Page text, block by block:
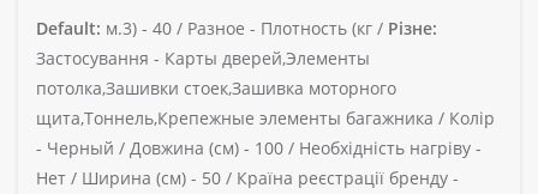
Default: м.3) - 40 / Разное - Плотность (кг / Різне:
Застосування - Карты дверей,Элементы
потолка,Зашивки стоек,Зашивка моторного
щита,Тоннель,Крепежные элементы багажника / Колір
- Черный / Довжина (см) - 100 / Необхідність нагріву -
Нет / Ширина (см) - 50 / Країна реєстрації бренду -